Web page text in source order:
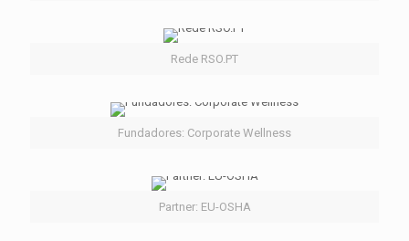
Rede RSO.PT
Fundadores: Corporate Wellness
Partner: EU-OSHA